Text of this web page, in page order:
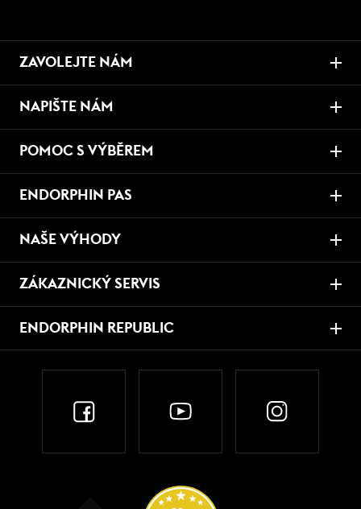
ZAVOLEJTE NÁM
NAPIŠTE NÁM
POMOC S VÝBĚREM
ENDORPHIN PAS
NAŠE VÝHODY
ZÁKAZNICKÝ SERVIS
ENDORPHIN REPUBLIC